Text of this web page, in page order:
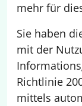
mehr für
Sie haben
mit der
Richtlinie
mittels